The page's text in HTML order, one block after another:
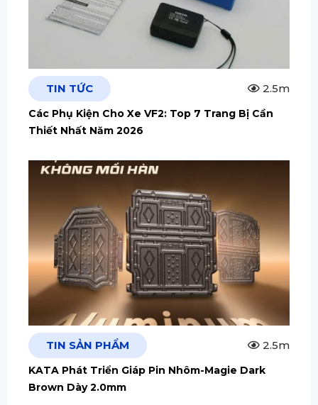
TIN TỨC 2.5m
Các Phụ Kiện Cho Xe VF2: Top 7 Trang Bị Cần
Thiết Nhất Năm 2026
TIN SẢN PHẨM 2.5m
KATA Phát Triển Giáp Pin Nhôm-Magie Dark
Brown Dày 2.0mm